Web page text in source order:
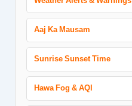
Aaj Ka Mausam
Sunrise Sunset Time
Hawa Fog & AQI